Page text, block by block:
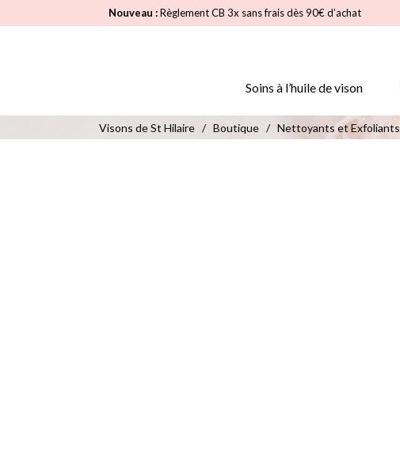
Nouveau :Règlement CB 3x sans frais dès 90€ d’achat
Soins à l’huile de vison
Visons de St Hilaire / Boutique / Nettoyants et Exfoliants